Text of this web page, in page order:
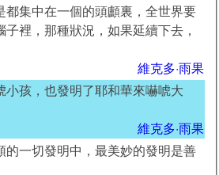
都集中在一個的頭顱裏，全世界要
裡，那種狀況，如果延續下去，
維克多·雨果
孩，也發明了耶和華來嚇唬大
維克多·雨果
的一切發明中，最美妙的發明是善